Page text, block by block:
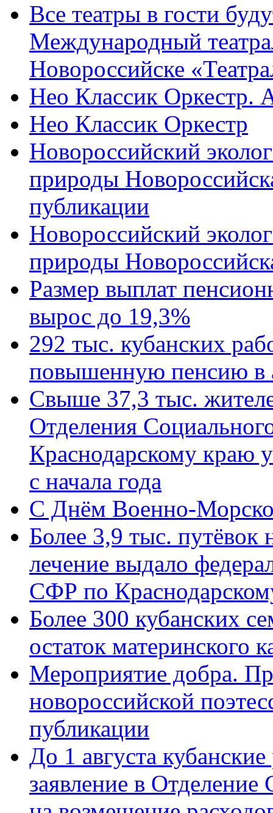
Все театры в гости
Международный
Новороссийске
Нео Классик Оркестр.
Нео Классик Оркестр
Новороссийский
природы
публикации
Новороссийский
природы
Размер выплат
вырос до 19,3%
292 тыс. кубанских
повышенную пенсию в
Свыше 37,3 тыс.
Отделения
Краснодарскому краю
с начала года
C Днём Военно-
Более 3,9 тыс. путёвок
лечение выдало
СФР по
Более 300 кубанских
остаток материнского
Мероприятие добра.
новороссийской
публикации
До 1 августа
заявление в